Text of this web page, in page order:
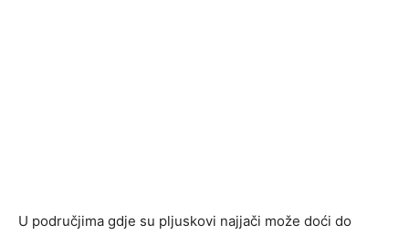
U područjima gdje su pljuskovi najjači može doći do